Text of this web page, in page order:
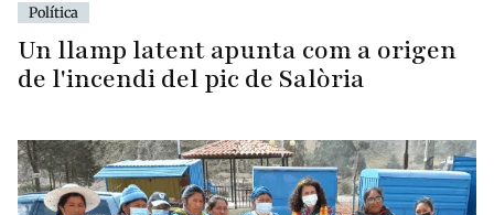
Política
Un llamp latent apunta com a origen
de l'incendi del pic de Salòria